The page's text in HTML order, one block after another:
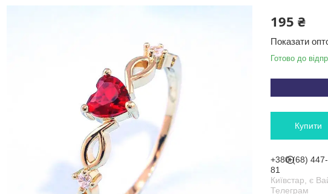
195 ₴
Показати
Готово до
Купити
+380 (68)
81
Київстар, є
Телеграм